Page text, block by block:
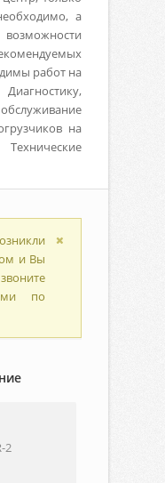
а
работ на
на
и Вы
по
2